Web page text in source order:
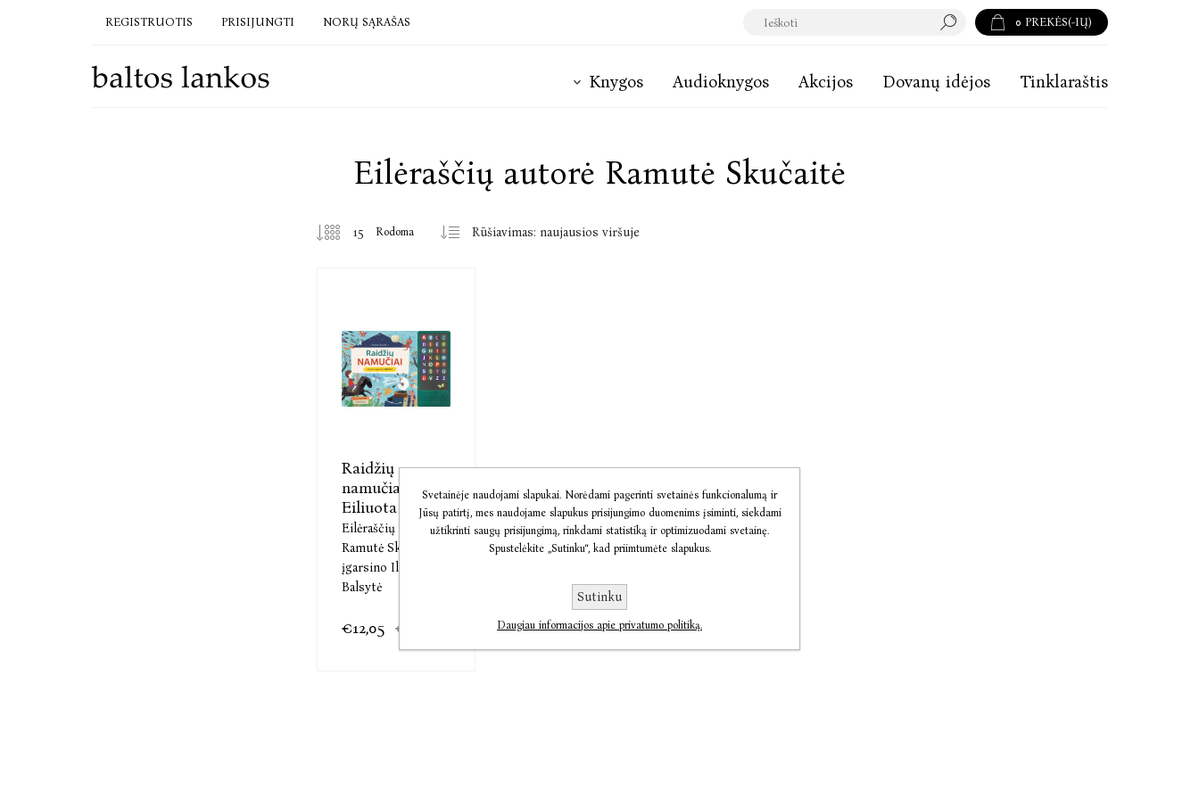
REGISTRUOTIS PRISIJUNGTI NORŲ SĄRAŠAS 0 PREKĖS(-IŲ)
Knygos Audioknygos Akcijos Dovanų idėjos Tinklaraštis
Eilėraščių autorė Ramutė Skučaitė
Rodoma
Raidžių
namučiai.
Eiliuota ir
Eilėraščių autorė
Ramutė Skučaitė,
įgarsino Ilona
Balsytė
€12,05 €14,70
Svetainėje naudojami slapukai. Norėdami pagerinti svetainės funkcionalumą ir
Jūsų patirtį, mes naudojame slapukus prisijungimo duomenims įsiminti, siekdami
užtikrinti saugų prisijungimą, rinkdami statistiką ir optimizuodami svetainę.
Spustelėkite „Sutinku“, kad priimtumėte slapukus.
Sutinku
Daugiau informacijos apie privatumo politiką.